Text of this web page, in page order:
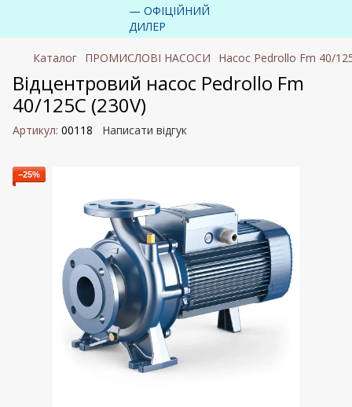
Каталог ПРОМИСЛОВІ НАСОСИ Насос Pedrollo Fm 40/
Відцентровий насос Pedrollo Fm
40/125C (230V)
Артикул: 00118 Написати відгук
−25%